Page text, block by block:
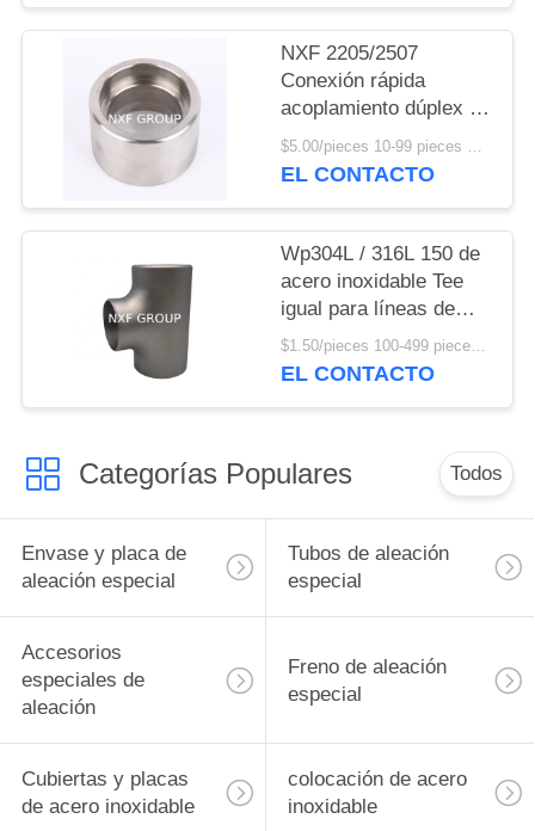
DE
PRIVACIDAD
grados
NXF 2205/2507
Conexión rápida
acoplamiento dúplex de
acero inoxidable Tipo
de fundición de
y personalizable
$5.00/pieces 10-99 pieces MOQ:10 piezas
EL CONTACTO
Wp304L / 316L 150 de
acero inoxidable Tee
igual para líneas de
tubería Conexión de
soldadura Conexión de
$1.50/pieces 100-499 pieces MOQ:100 piezas
EL CONTACTO
Categorías Populares Todos
Envase y placa de
aleación especial
Tubos de aleación
especial
Accesorios
especiales de
aleación
Freno de aleación
especial
Cubiertas y placas
de acero inoxidable
colocación de acero
inoxidable